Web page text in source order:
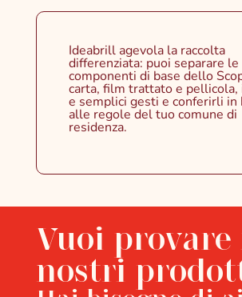
Ideabrill agevola la raccolta
differenziata: puoi separare le
componenti di base dello
carta, film trattato e pellicola,
e semplici gesti e conferirli in
alle regole del tuo comune di
residenza.
Vuoi provare
nostri